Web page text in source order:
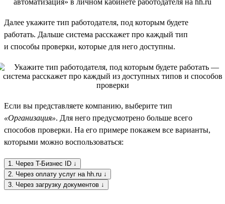
Далее укажите тип работодателя, под которым будете
работать. Дальше система расскажет про каждый тип
и способы проверки, которые для него доступны.
Если вы представляете компанию, выберите тип
«Организация». Для него предусмотрено больше всего
способов проверки. На его примере покажем все варианты,
которыми можно воспользоваться:
1. Через T-Бизнес ID ↓
2. Через оплату услуг на hh.ru ↓
3. Через загрузку документов ↓